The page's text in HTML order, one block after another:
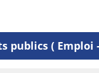
publics (